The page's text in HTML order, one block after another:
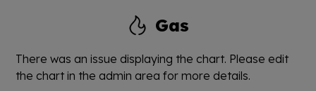
Gas
There was an issue displaying the chart. Please edit
the chart in the admin area for more details.